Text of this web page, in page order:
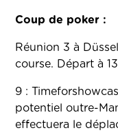
Coup de poker :
Réunion 3 à
course. Départ à
9 :
potentiel outre-
effectuera le